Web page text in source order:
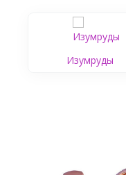
Изумруды